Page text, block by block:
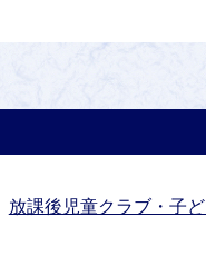
放課後児童クラブ・子